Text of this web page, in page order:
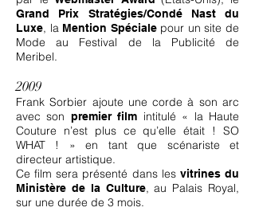
Grand Prix Stratégies/Condé Nast du
Luxe, la Mention Spécialepour un site de
Mode au Festival de la Publicité de
Meribel.
2009
Frank Sorbier ajoute une corde à son arc
avec son premier film intitulé « la Haute
Couture n’est plus ce qu’elle était ! SO
WHAT ! » en tant que scénariste et
directeur artistique.
Ce film sera présenté dans les vitrines du
Ministère de la Culture, au Palais Royal,
sur une durée de 3 mois.